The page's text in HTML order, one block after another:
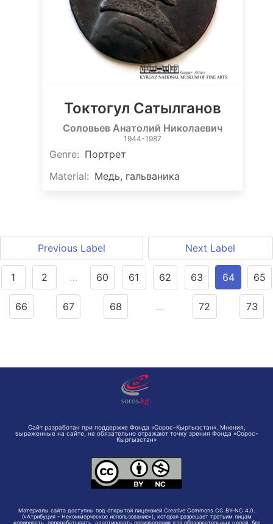
Токтогул Сатылганов
Соловьев Анатолий Николаевич
1944-1987
Genre: Портрет
Material: Медь, гальваника
Previous Label Next Label
1 2 … 60 61 62 63 64 65
66 67 68 … 72 73
Сайт разработан при поддержке Фонда «Сорос-Кыргызстан». Мнения,
выраженные на сайте, не обязательно отражают точку зрения Фонда «Сорос-
Кыргызстан»
Материалы сайта доступны под открытой лицензией Creative Commons CC BY-NC 4.0.
(«Атрибуция - Некоммерческое использование»), которая разрешает третьим лицам